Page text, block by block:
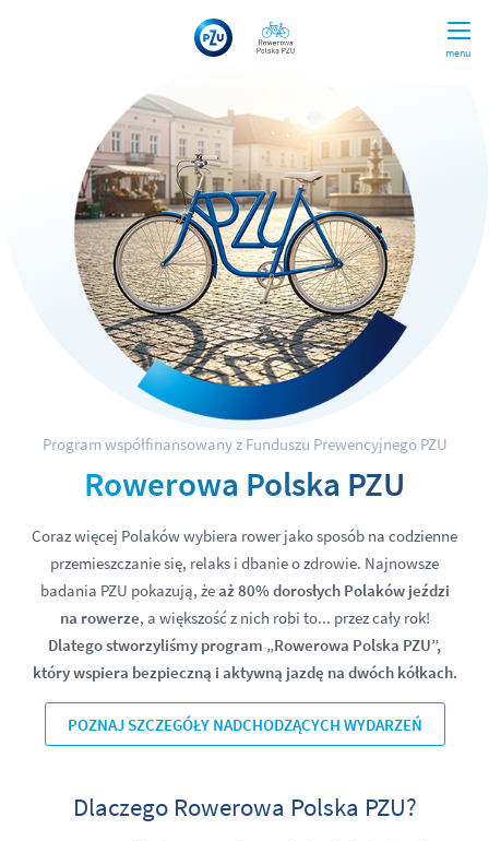
menu
Program współfinansowany z Funduszu Prewencyjnego PZU
Rowerowa Polska PZU
Coraz więcej Polaków wybiera rower jako sposób na codzienne
przemieszczanie się, relaks i dbanie o zdrowie. Najnowsze
badania PZU pokazują, żeaż 80% dorosłych Polaków jeździ
na rowerze, a większość z nich robi to... przez cały rok!
Dlatego stworzyliśmy program „Rowerowa Polska PZU”,
który wspiera bezpieczną i aktywną jazdę na dwóch kółkach.
POZNAJ SZCZEGÓŁY NADCHODZĄCYCH WYDARZEŃ
Dlaczego Rowerowa Polska PZU?